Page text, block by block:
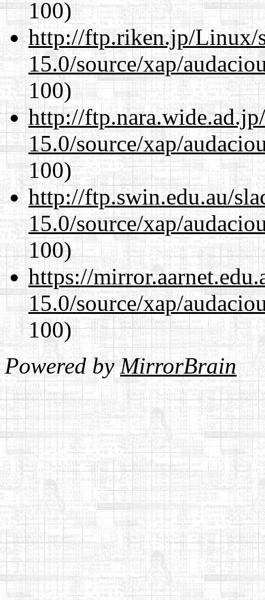
100)
http://ftp.riken.jp/Linux/
15.0/source/xap/
100)
http://
15.0/source/xap/
100)
http://ftp.swin.edu.au/
15.0/source/xap/
100)
https://
15.0/source/xap/
100)
Powered byMirrorBrain